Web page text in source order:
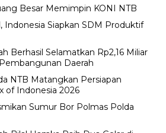
Besar Memimpin KONI NTB
Indonesia Siapkan SDM Produktif
Berhasil Selamatkan Rp2,16 Miliar
Daerah
NTB Matangkan Persiapan
of Indonesia 2026
Sumur Bor Polmas Polda